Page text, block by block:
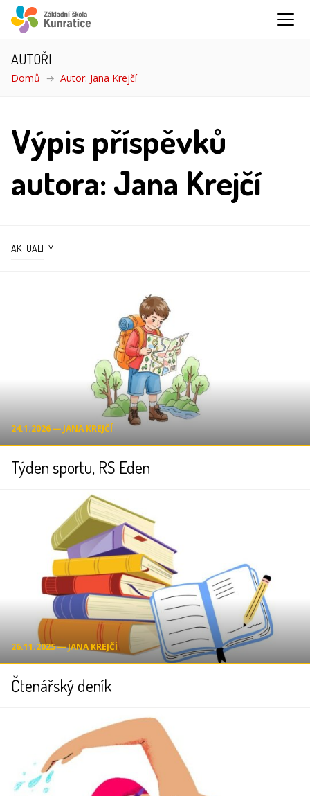
AUTOŘI
Domů Autor: Jana Krejčí
Výpis příspěvků
autora: Jana Krejčí
AKTUALITY
24.1.2026 ― JANA KREJČÍ
Týden sportu, RS Eden
26.11.2025 ― JANA KREJČÍ
Čtenářský deník